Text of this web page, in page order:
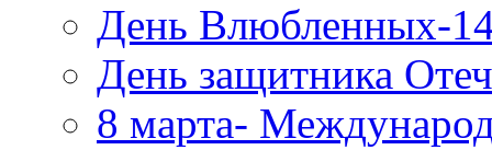
День Влюбленных-
День защитника
8 марта-